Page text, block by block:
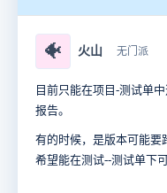
🐠 火山 无门派
目前只能在项目-测试单
报告。
有的时候，是版本可能要
希望能在测试--测试单下